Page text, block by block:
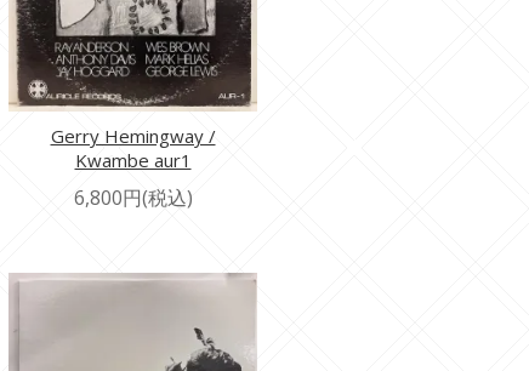
Gerry Hemingway /
Kwambe aur1
6,800円(税込)